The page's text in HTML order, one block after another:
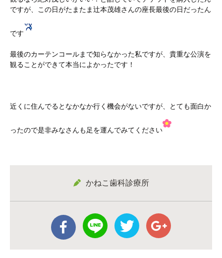
ですが、この日がたまたま辻本茂雄さんの座長最後の日だったん
です
最後のカーテンコールまで知らなかった私ですが、貴重な公演を
観ることができて本当によかったです！
近くに住んでるとなかなか行く機会がないですが、とても面白か
ったので是非みなさんも足を運んでみてください
かねこ歯科診療所